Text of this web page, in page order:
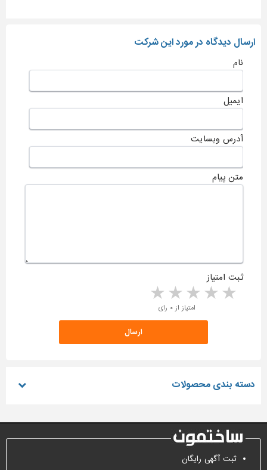
ارسال دیدگاه در مورد این شرکت
نام
ایمیل
آدرس وبسایت
متن پیام
ثبت امتیاز
4 stars 3 stars 2 stars 1 star امتیاز از ۰ رای
دسته بندی محصولات
ثبت آگهی رایگان